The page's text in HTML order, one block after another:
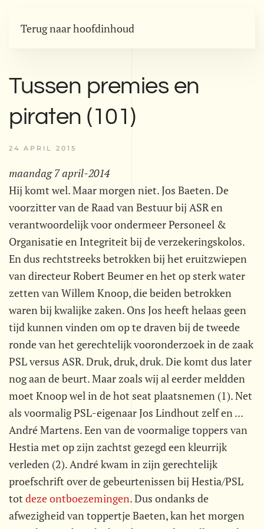
Terug naar hoofdinhoud
Tussen premies en
piraten (101)
24 APRIL 2015
maandag 7 april-2014
Hij komt wel. Maar morgen niet. Jos Baeten. De
voorzitter van de Raad van Bestuur bij ASR en
verantwoordelijk voor ondermeer Personeel &
Organisatie en Integriteit bij de verzekeringskolos.
En dus rechtstreeks betrokken bij het eruitzwiepen
van directeur Robert Beumer en het op sterk water
zetten van Willem Knoop, die beiden betrokken
waren bij kwalijke zaken. Ons Jos heeft helaas geen
tijd kunnen vinden om op te draven bij de tweede
ronde van het gerechtelijk vooronderzoek in de zaak
PSL versus ASR. Druk, druk, druk. Die komt dus later
nog aan de beurt. Maar zoals wij al eerder meldden
moet Knoop wel in de hot seat plaatsnemen (1). Net
als voormalig PSL-eigenaar Jos Lindhout zelf en ...
André Martens. Een van de voormalige toppers van
Hestia met op zijn zachtst gezegd een kleurrijk
verleden (2). André kwam in zijn gerechtelijk
proefschrift over de gebeurtenissen bij Hestia/PSL
tot deze ontboezemingen. Dus ondanks de
afwezigheid van toppertje Baeten, kan het morgen